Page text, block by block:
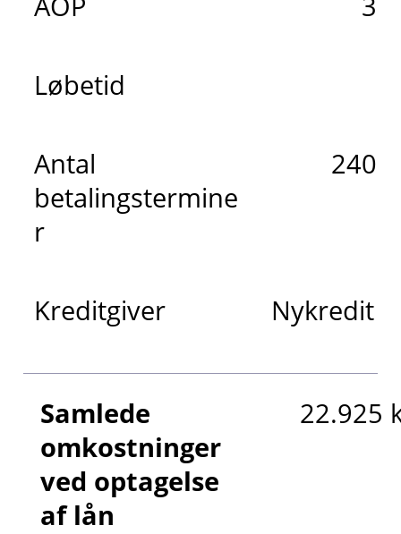
Løbetid
Antal
betalingstermine
r
240
Kreditgiver Nykredit
Samlede
omkostninger
ved optagelse
af lån
22.925